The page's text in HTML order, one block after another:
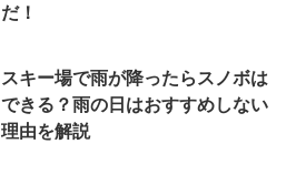
だ！
スキー場で雨が降ったらスノボは
できる？雨の日はおすすめしない
理由を解説